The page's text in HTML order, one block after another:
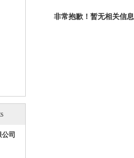
司
非常抱歉！暂无相关信息